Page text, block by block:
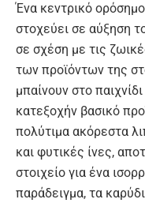
Ένα κεντρικό
στοχεύει σε αύξηση
σε σχέση με τις
των προϊόντων της
μπαίνουν στο
κατεξοχήν βασικό
πολύτιμα ακόρεστα
και φυτικές ίνες,
στοιχείο για ένα
παράδειγμα, τα